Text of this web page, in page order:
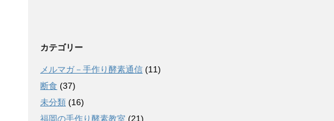
カテゴリー
メルマガ－手作り酵素通信 (11)
断食 (37)
未分類 (16)
福岡の手作り酵素教室 (21)